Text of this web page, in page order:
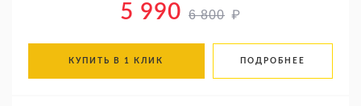
5 990 6 800 ₽
КУПИТЬ В 1 КЛИК ПОДРОБНЕЕ